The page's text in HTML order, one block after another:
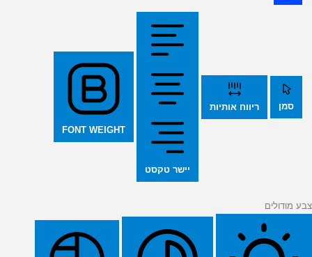
סמן ריווח אותיות
יישר טקסט
FONT WEIGHT
צבע מודולים